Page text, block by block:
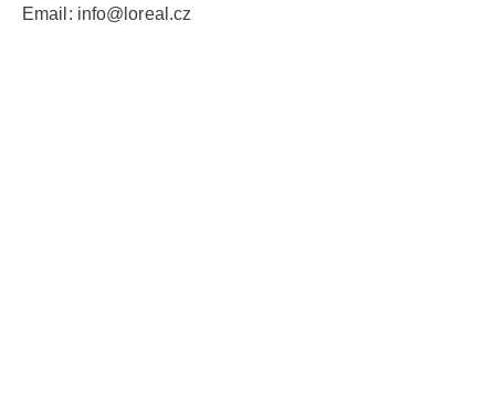
Email: info@loreal.cz